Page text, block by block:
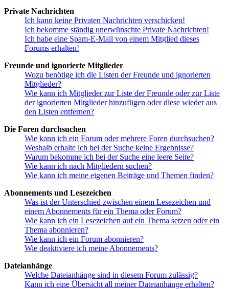
Private Nachrichten
Ich kann keine Privaten Nachrichten verschicken!
Ich bekomme ständig unerwünschte Private Nachrichten!
Ich habe eine Spam-E-Mail von einem Mitglied dieses
Forums erhalten!
Freunde und ignorierte Mitglieder
Wozu benötige ich die Listen der Freunde und ignorierten
Mitglieder?
Wie kann ich Mitglieder zur Liste der Freunde oder zur Liste
der ignorierten Mitglieder hinzufügen oder diese wieder aus
den Listen entfernen?
Die Foren durchsuchen
Wie kann ich ein Forum oder mehrere Foren durchsuchen?
Weshalb erhalte ich bei der Suche keine Ergebnisse?
Warum bekomme ich bei der Suche eine leere Seite?
Wie kann ich nach Mitgliedern suchen?
Wie kann ich meine eigenen Beiträge und Themen finden?
Abonnements und Lesezeichen
Was ist der Unterschied zwischen einem Lesezeichen und
einem Abonnements für ein Thema oder Forum?
Wie kann ich ein Lesezeichen auf ein Thema setzen oder ein
Thema abonnieren?
Wie kann ich ein Forum abonnieren?
Wie deaktiviere ich meine Abonnements?
Dateianhänge
Welche Dateianhänge sind in diesem Forum zulässig?
Kann ich eine Übersicht all meiner Dateianhänge erhalten?